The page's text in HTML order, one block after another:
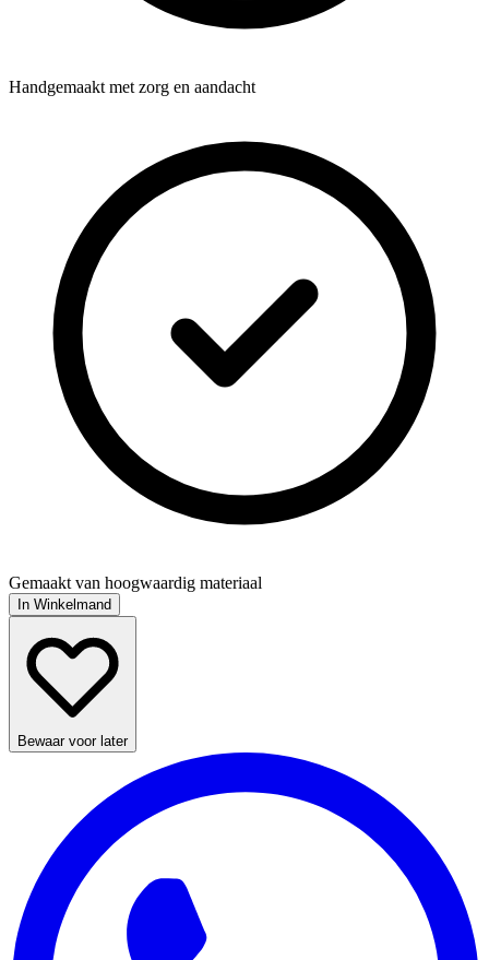
Handgemaakt met zorg en aandacht
Gemaakt van hoogwaardig materiaal
In Winkelmand
Bewaar voor later